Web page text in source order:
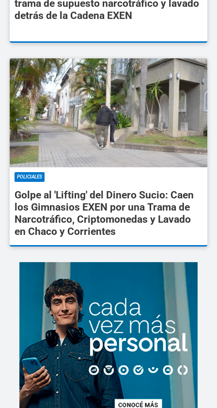
trama de supuesto narcotráfico y lavado
detrás de la Cadena EXEN
POLICIALES
Golpe al 'Lifting' del Dinero Sucio: Caen
los Gimnasios EXEN por una Trama de
Narcotráfico, Criptomonedas y Lavado
en Chaco y Corrientes